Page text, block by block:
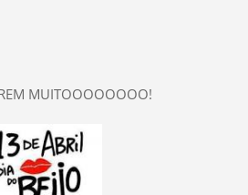
MUITOOOOOOOO!